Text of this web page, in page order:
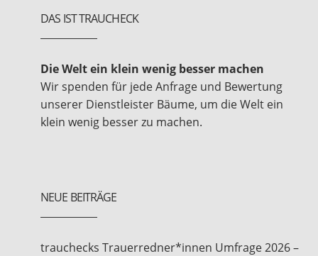
DAS IST TRAUCHECK
Die Welt ein klein wenig besser machen
Wir spenden für jede Anfrage und Bewertung
unserer Dienstleister Bäume, um die Welt ein
klein wenig besser zu machen.
NEUE BEITRÄGE
trauchecks Trauerredner*innen Umfrage 2026 –